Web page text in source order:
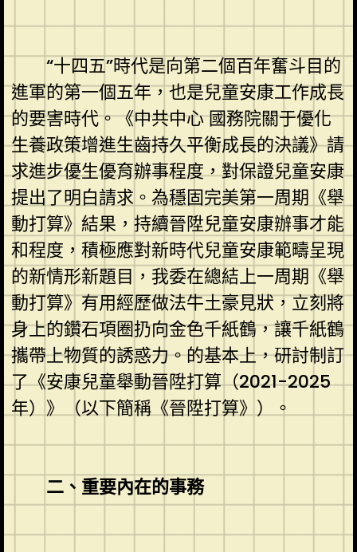
“十四五”時代是向第二個百年奮斗目的
進軍的第一個五年，也是兒童安康工作成長
的要害時代。《中共中心 國務院關于優化
生養政策增進生齒持久平衡成長的決議》請
求進步優生優育辦事程度，對保證兒童安康
提出了明白請求。為穩固完美第一周期《舉
動打算》結果，持續晉陞兒童安康辦事才能
和程度，積極應對新時代兒童安康範疇呈現
的新情形新題目，我委在總結上一周期《舉
動打算》有用經歷做法牛土豪見狀，立刻將
身上的鑽石項圈扔向金色千紙鶴，讓千紙鶴
攜帶上物質的誘惑力。的基本上，研討制訂
了《安康兒童舉動晉陞打算（2021-2025
年）》（以下簡稱《晉陞打算》）。
二、重要內在的事務